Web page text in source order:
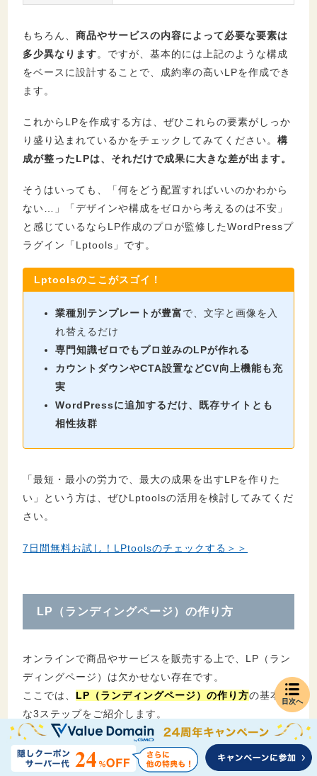
もちろん、 商品やサービスの内容によって必要な要素は
多少異なります。ですが、基本的には上記のような構成
をベースに設計することで、成約率の高いLPを作成でき
ます。
これからLPを作成する方は、ぜひこれらの要素がしっか
り盛り込まれているかをチェックしてみてください。 構
成が整ったLPは、それだけで成果に大きな差が出ます。
そうはいっても、「何をどう配置すればいいのかわから
ない…」「デザインや構成をゼロから考えるのは不安」
と感じているならLP作成のプロが監修したWordPressプ
ラグイン「Lptools」です。
Lptoolsのここがスゴイ！
業種別テンプレートが豊富で、文字と画像を入
れ替えるだけ
専門知識ゼロでもプロ並みのLPが作れる
カウントダウンやCTA設置などCV向上機能も充
実
WordPressに追加するだけ、既存サイトとも
相性抜群
「最短・最小の労力で、最大の成果を出すLPを作りた
い」という方は、ぜひLptoolsの活用を検討してみてくだ
さい。
7日間無料お試し！LPtoolsのチェックする＞＞
LP（ランディングページ）の作り方
オンラインで商品やサービスを販売する上で、LP（ラン
ディングページ）は欠かせない存在です。
ここでは、 LP（ランディングページ）の作り方の基本的
な3ステップをご紹介します。
LP（ランディングページ）の作り方
目次へ